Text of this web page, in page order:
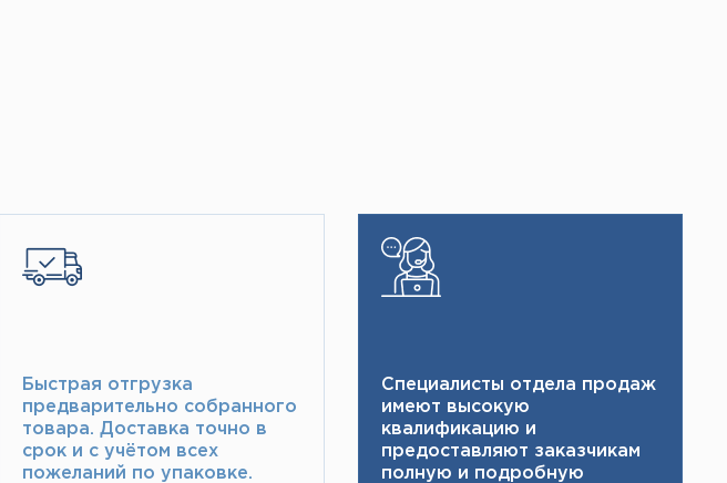
Быстрая отгрузка
предварительно собранного
товара.​ Доставка точно в
срок и с учётом всех
пожеланий по упаковке.​
Специалисты отдела продаж
имеют высокую
квалификацию и ​
предоставляют заказчикам
полную и подробную